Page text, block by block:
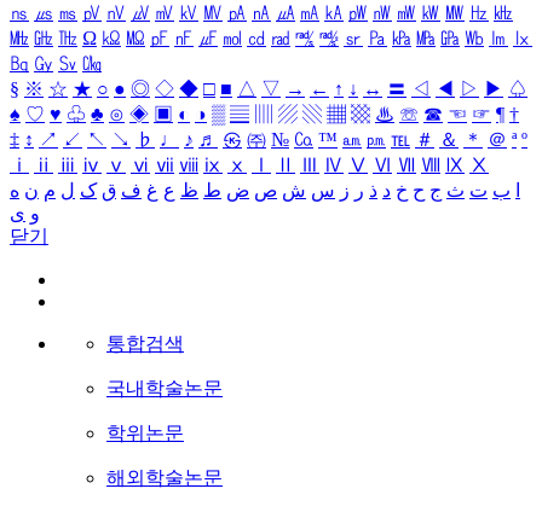
㎱ ㎲ ㎳ ㎴ ㎵ ㎶ ㎷ ㎸ ㎹ ㎀ ㎁ ㎂ ㎃ ㎄ ㎺ ㎻ ㎽ ㎾ ㎿ ㎐ ㎑
㎒ ㎓ ㎔ Ω ㏀ ㏁ ㎊ ㎋ ㎌ ㏖ ㏅ ㎭ ㎮ ㎯ ㏛ ㎩ ㎪ ㎫ ㎬ ㏝ ㏐
㏓
㏃ ㏉ ㏜ ㏆
§ ※ ☆ ★ ○ ● ◎ ◇ ◆ □ ■ △ ▽ → ← ↑ ↓ ↔ 〓 ◁ ◀ ▷ ▶ ♤
♠ ♡ ♥ ♧ ♣ ⊙ ◈ ▣ ◐ ◑ ▒ ▤ ▨ ▧ ▦ ▩ ♨ ☏ ☎ ☜ ☞ ¶ †
‡ ↕ ↗ ↙ ↖ ↘ ♭ ♩ ♪ ♬ ㉿ ㈜ № ㏇ ™ ㏂ ㏘ ℡ ＃ ＆ ＊ ＠ ª º
ⅰ
ⅱ ⅲ ⅳ ⅴ ⅵ ⅶ ⅷ ⅸ ⅹ Ⅳ Ⅴ Ⅵ Ⅶ Ⅷ Ⅸ Ⅹ
ب ت ث ج ح خ د ذ ر ز س ش ص ض ط ظ ع غ ف ق ک ل م ن ه
و ی
닫기
통합검색
국내학술논문
학위논문
해외학술논문